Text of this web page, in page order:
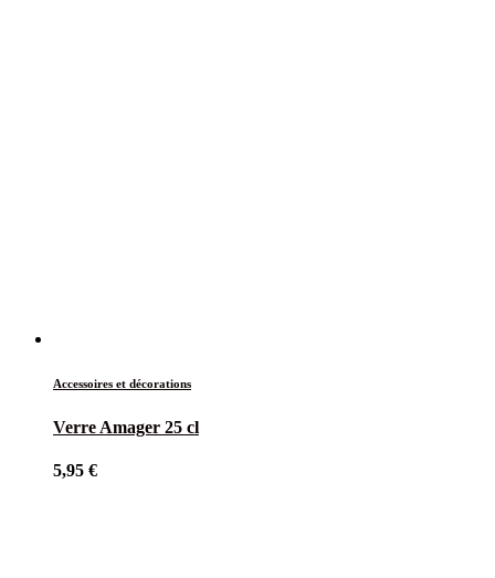
Accessoires et décorations
Verre Amager 25 cl
5,95 €